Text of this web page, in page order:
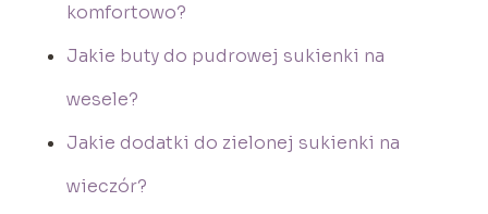
komfortowo?
Jakie buty do pudrowej sukienki na
wesele?
Jakie dodatki do zielonej sukienki na
wieczór?